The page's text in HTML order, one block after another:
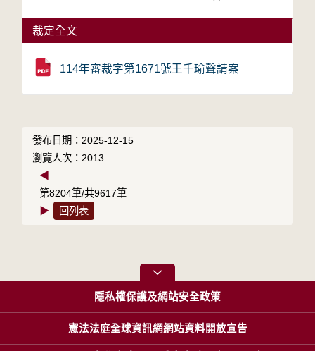
裁定全文
114年審裁字第1671號王千瑜聲請案
發布日期：2025-12-15
瀏覽人次：2013
◀
第8204筆/共9617筆
▶
回列表
隱私權保護及網站安全政策
憲法法庭全球資訊網網站資料開放宣告